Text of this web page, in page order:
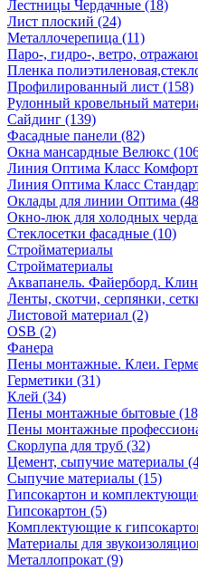
Лестницы Чердачные (18)
Лист плоский (24)
Металлочерепица (11)
Паро-, гидро-, ветро,
Пленка
Профилированный лист (158)
Рулонный кровельный
Сайдинг (139)
Фасадные панели (82)
Окна мансардные Велюкс
Линия Оптима Класс
Линия Оптима Класс
Оклады для линии Оптима
Окно-люк для холодных
Стеклосетки фасадные (10)
Стройматериалы
Стройматериалы
Аквапанель. Файерборд.
Ленты, скотчи, серпянки,
Листовой материал (2)
OSB (2)
Фанера
Пены монтажные. Клеи.
Герметики (31)
Клей (34)
Пены монтажные бытовые
Пены монтажные
Скорлупа для труб (32)
Цемент, сыпучие материалы
Сыпучие материалы (15)
Гипсокартон и
Гипсокартон (5)
Комплектующие к
Материалы для
Металлопрокат (9)